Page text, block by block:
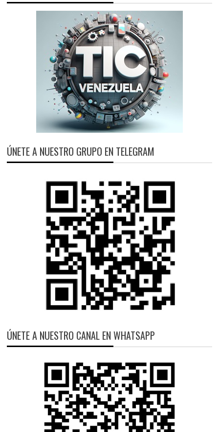
ÚNETE A NUESTRO GRUPO EN TELEGRAM
ÚNETE A NUESTRO CANAL EN WHATSAPP